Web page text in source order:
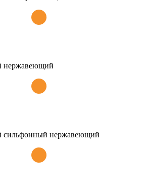
нержавеющий
сильфонный нержавеющий